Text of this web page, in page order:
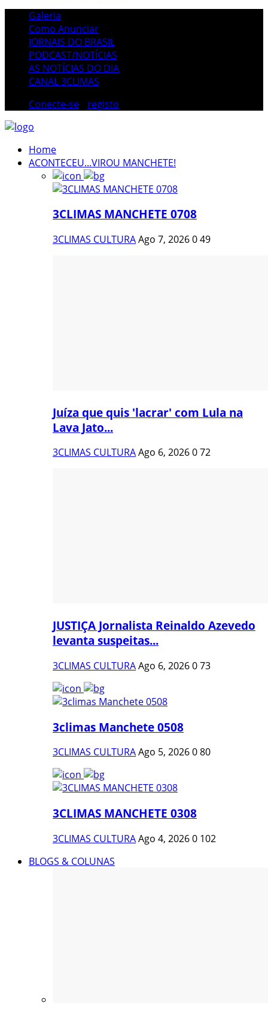
Galeria
Como Anunciar
JORNAIS DO BRASIL
PODCAST/NOTÍCIAS
AS NOTÍCIAS DO DIA
CANAL 3CLIMAS
Conecte-se
registo
Home
ACONTECEU...VIROU MANCHETE!
3CLIMAS MANCHETE 0708
3CLIMAS CULTURAAgo 7, 2026049
Juíza que quis 'lacrar' com Lula na
Lava Jato...
3CLIMAS CULTURAAgo 6, 2026072
JUSTIÇA Jornalista Reinaldo Azevedo
levanta suspeitas...
3CLIMAS CULTURAAgo 6, 2026073
3climas Manchete 0508
3CLIMAS CULTURAAgo 5, 2026080
3CLIMAS MANCHETE 0308
3CLIMAS CULTURAAgo 4, 20260 102
BLOGS & COLUNAS